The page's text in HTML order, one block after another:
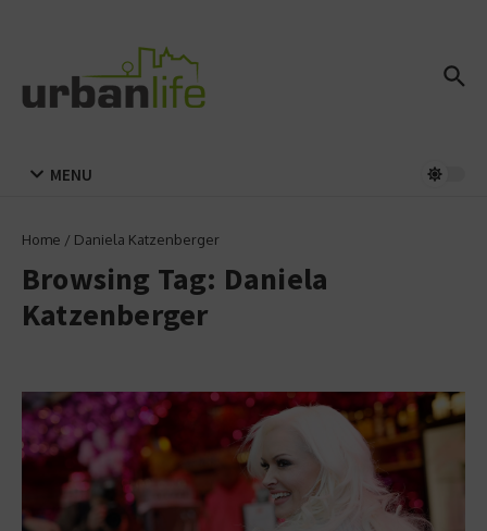
MENU
Home / Daniela Katzenberger
Browsing Tag: Daniela
Katzenberger